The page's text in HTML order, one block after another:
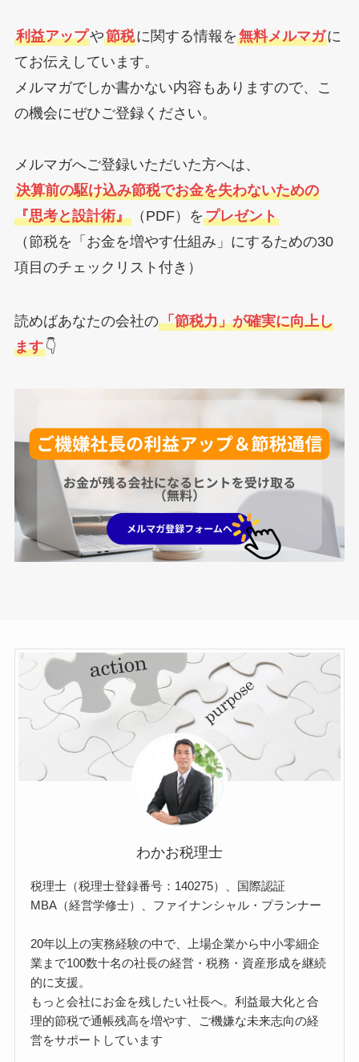
利益アップや節税に関する情報を無料メルマガに
てお伝えしています。
メルマガでしか書かない内容もありますので、こ
の機会にぜひご登録ください。
メルマガへご登録いただいた方へは、
決算前の駆け込み節税でお金を失わないための
『思考と設計術』（PDF）をプレゼント
（節税を「お金を増やす仕組み」にするための30
項目のチェックリスト付き）
読めばあなたの会社の「節税力」が確実に向上し
ます👇
わかお税理士
税理士（税理士登録番号：140275）、国際認証
MBA（経営学修士）、ファイナンシャル・プランナー
20年以上の実務経験の中で、上場企業から中小零細企
業まで100数十名の社長の経営・税務・資産形成を継続
的に支援。
もっと会社にお金を残したい社長へ。利益最大化と合
理的節税で通帳残高を増やす、ご機嫌な未来志向の経
営をサポートしています